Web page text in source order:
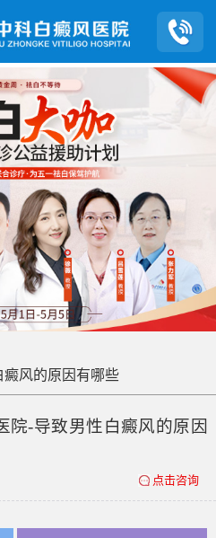
癜风的原因有哪些
院-导致男性白癜风的原因
点击咨询